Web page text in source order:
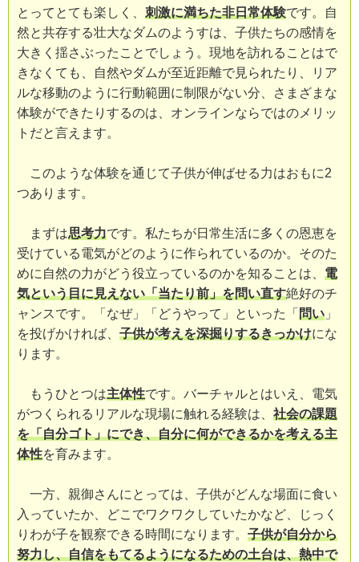
とってとても楽しく、 刺激に満ちた非日常体験です。自
然と共存する壮大なダムのようすは、子供たちの感情を
大きく揺さぶったことでしょう。現地を訪れることはで
きなくても、自然やダムが至近距離で見られたり、リア
ルな移動のように行動範囲に制限がない分、さまざまな
体験ができたりするのは、オンラインならではのメリッ
トだと言えます。
このような体験を通じて子供が伸ばせる力はおもに2
つあります。
まずは思考力です。私たちが日常生活に多くの恩恵を
受けている電気がどのように作られているのか。そのた
めに自然の力がどう役立っているのかを知ることは、 電
気という目に見えない「当たり前」を問い直す絶好のチ
ャンスです。「なぜ」「どうやって」といった「 問い 」
を投げかければ、 子供が考えを深掘りするきっかけにな
ります。
もうひとつは主体性です。バーチャルとはいえ、電気
がつくられるリアルな現場に触れる経験は、 社会の課題
を「自分ゴト」にでき、自分に何ができるかを考える主
体性を育みます。
一方、親御さんにとっては、子供がどんな場面に食い
入っていたか、どこでワクワクしていたかなど、じっく
りわが子を観察できる時間になります。 子供が自分から
努力し、自信をもてるようになるための土台は、熱中で